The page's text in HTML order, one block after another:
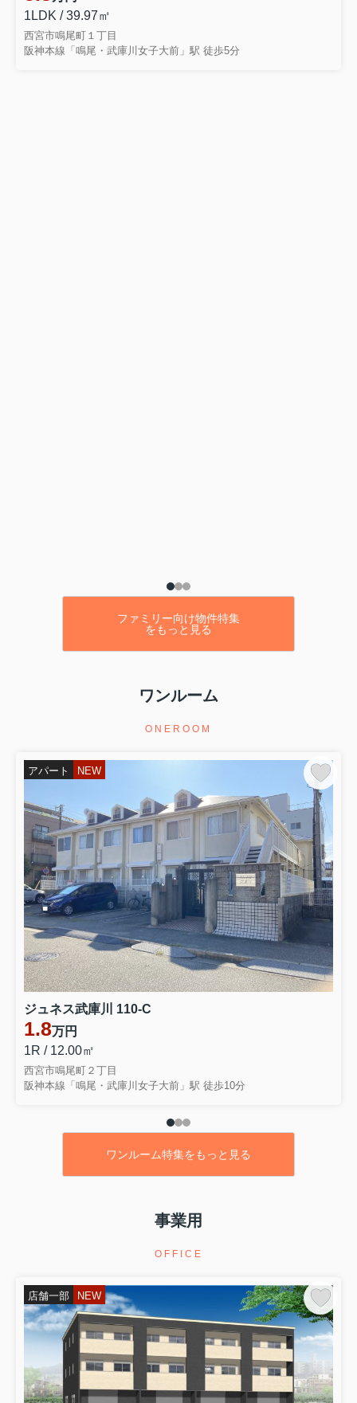
1LDK / 39.97㎡
西宮市鳴尾町１丁目
阪神本線「鳴尾・武庫川女子大前」駅 徒歩5分
ファミリー向け物件特集
をもっと見る
ワンルーム
ONEROOM
アパート NEW
ジュネス武庫川 110-C
1.8万円
1R / 12.00㎡
西宮市鳴尾町２丁目
阪神本線「鳴尾・武庫川女子大前」駅 徒歩10分
ワンルーム特集をもっと見る
事業用
OFFICE
店舗一部 NEW